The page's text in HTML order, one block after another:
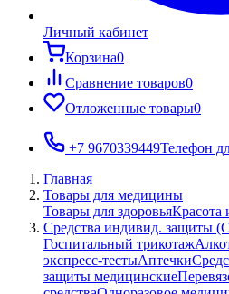
Личный кабинет
Корзина0
Сравнение товаров0
Отложенные товары0
+7 9670339449Телефон
Главная
Товары для медицины
Товары для здоровьяКрасота
Средства индивид. защиты
Госпитальный трикотаж
экспресс-тестыАптечки
защиты медицинские